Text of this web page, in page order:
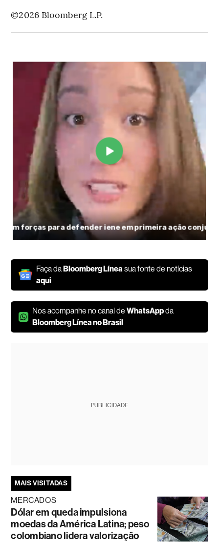
©2026 Bloomberg L.P.
Faça daBloomberg Línea sua fonte de notícias
aqui
Nos acompanhe no canal deWhatsAppda
Bloomberg Línea no Brasil
PUBLICIDADE
MAIS VISITADAS
MERCADOS
Dólar em queda impulsiona
moedas da América Latina; peso
colombiano lidera valorização